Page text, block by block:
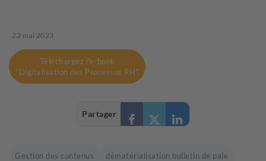
22 mai 2023
Téléchargez l'e-book
"Digitalisation des Processus RH"
Partager
Gestion des contenus dématérialisation bulletin de paie